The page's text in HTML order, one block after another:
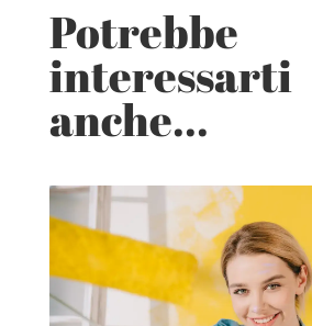
Potrebbe
interessarti
anche...